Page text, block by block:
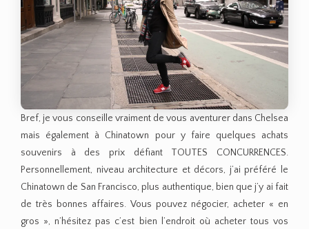
Bref, je vous conseille vraiment de vous aventurer dans Chelsea
mais également à Chinatown pour y faire quelques achats
souvenirs à des prix défiant TOUTES CONCURRENCES.
Personnellement, niveau architecture et décors, j’ai préféré le
Chinatown de San Francisco, plus authentique, bien que j’y ai fait
de très bonnes affaires. Vous pouvez négocier, acheter « en
gros », n’hésitez pas c’est bien l’endroit où acheter tous vos